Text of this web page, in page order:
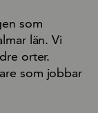
som
län. Vi
orter.
som jobbar